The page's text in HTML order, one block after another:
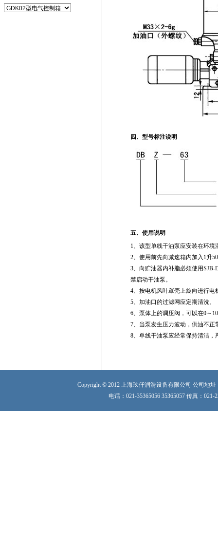
四、型号标注说明
五、使用说明
1、该型单线干油泵应安装在环
2、使用前先向减速箱内加入1升
3、向贮油器内补脂必须使用
禁启动干油泵。
4、按电机风叶罩壳上旋向进行电
5、加油口的过滤网应定期清洗。
6、泵体上的调压阀，可以在0～
7、当泵发生压力波动，供油不
8、单线干油泵应经常保持清洁
Copyright © 2012 上海玖仟润滑设备有限公司 公司地
电话：021-35365056 35365057 传真：021-